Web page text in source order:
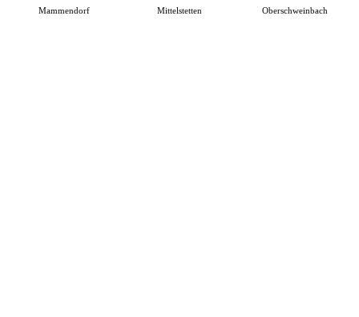
Mammendorf Mittelstetten Oberschweinbach